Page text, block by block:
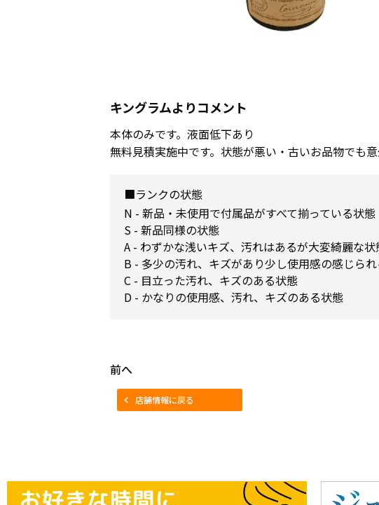
キングラムよりコメント
本体のみです。液面低下あり
無料見積実施中です。状態が悪い・古いお品物でも
■ランクの状態
N - 新品・未使用で付属品がすべて揃っている状態
S - 新品同様の状態
A - わずかな浅いキズ、汚れはあるが大変綺麗な状
B - 多少の汚れ、キズがあり少し使用感の感じら
C - 目立った汚れ、キズのある状態
D - かなりの使用感、汚れ、キズのある状態
前へ
店舗情報に戻る